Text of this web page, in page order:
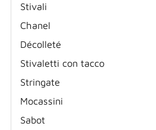
Stivali
Chanel
Décolleté
Stivaletti con tacco
Stringate
Mocassini
Sabot